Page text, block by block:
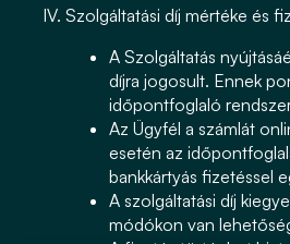
Szolgáltatási díj mértéke és
A Szolgáltatás
díjra jogosult. Ennek
időpontfoglaló
Az Ügyfél a számlát
esetén az
bankkártyás fizetéssel
A szolgáltatási díj
módókon van